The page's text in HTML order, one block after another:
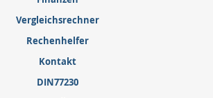
Vergleichsrechner
Rechenhelfer
Kontakt
DIN77230